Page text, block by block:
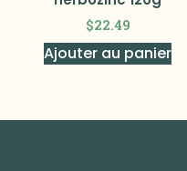
$22.49
Ajouter au panier